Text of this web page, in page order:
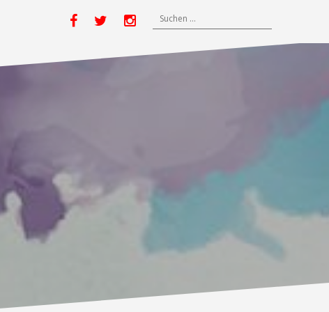
Yelp
Instagram
Suchen
nach: